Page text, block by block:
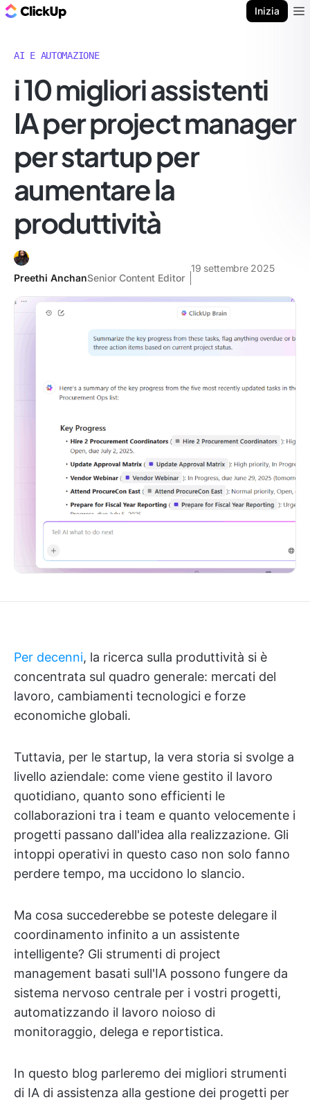
Inizia
AI E AUTOMAZIONE
i 10 migliori assistenti
IA per project manager
per startup per
aumentare la
produttività
Preethi AnchanSenior Content Editor
19 settembre 2025
Per decenni, la ricerca sulla produttività si è
concentrata sul quadro generale: mercati del
lavoro, cambiamenti tecnologici e forze
economiche globali.
Tuttavia, per le startup, la vera storia si svolge a
livello aziendale: come viene gestito il lavoro
quotidiano, quanto sono efficienti le
collaborazioni tra i team e quanto velocemente i
progetti passano dall'idea alla realizzazione. Gli
intoppi operativi in questo caso non solo fanno
perdere tempo, ma uccidono lo slancio.
Ma cosa succederebbe se poteste delegare il
coordinamento infinito a un assistente
intelligente? Gli strumenti di project
management basati sull'IA possono fungere da
sistema nervoso centrale per i vostri progetti,
automatizzando il lavoro noioso di
monitoraggio, delega e reportistica.
In questo blog parleremo dei migliori strumenti
di IA di assistenza alla gestione dei progetti per